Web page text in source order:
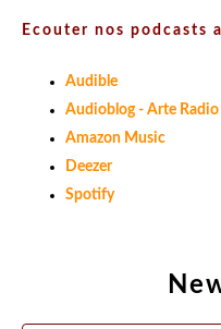
Ecouter nos podcasts
Audible
Audioblog - Arte Radio
Amazon Music
Deezer
Spotify